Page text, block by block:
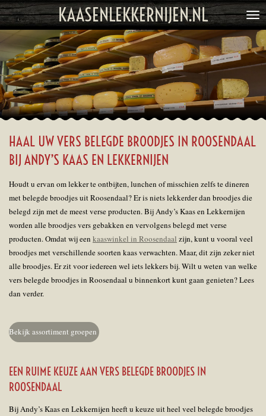
Ga
direct
hoofdinhoud
KAASENLEKKERNIJEN.NL
HAAL UW VERS BELEGDE BROODJES IN ROOSENDAAL
BIJ ANDY’S KAAS EN LEKKERNIJEN
Houdt u ervan om lekker te ontbijten, lunchen of misschien zelfs te dineren
met belegde broodjes uit Roosendaal? Er is niets lekkerder dan broodjes die
belegd zijn met de meest verse producten. Bij Andy’s Kaas en Lekkernijen
worden alle broodjes vers gebakken en vervolgens belegd met verse
producten. Omdat wij een kaaswinkel in Roosendaal zijn, kunt u vooral veel
broodjes met verschillende soorten kaas verwachten. Maar, dit zijn zeker niet
alle broodjes. Er zit voor iedereen wel iets lekkers bij. Wilt u weten van welke
vers belegde broodjes in Roosendaal u binnenkort kunt gaan genieten? Lees
dan verder.
Bekijk assortiment groepen
EEN RUIME KEUZE AAN VERS BELEGDE BROODJES IN
ROOSENDAAL
Bij Andy’s Kaas en Lekkernijen heeft u keuze uit heel veel belegde broodjes